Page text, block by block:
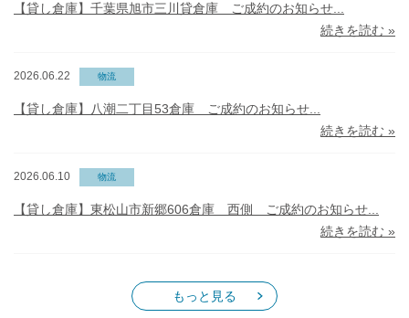
【貸し倉庫】千葉県旭市三川貸倉庫 ご成約のお知らせ...
続きを読む »
2026.06.22 物流
【貸し倉庫】八潮二丁目53倉庫 ご成約のお知らせ...
続きを読む »
2026.06.10 物流
【貸し倉庫】東松山市新郷606倉庫 西側 ご成約のお知らせ...
続きを読む »
もっと見る